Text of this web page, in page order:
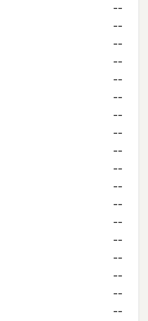
--
--
--
--
--
--
--
--
--
--
--
--
--
--
--
--
--
--